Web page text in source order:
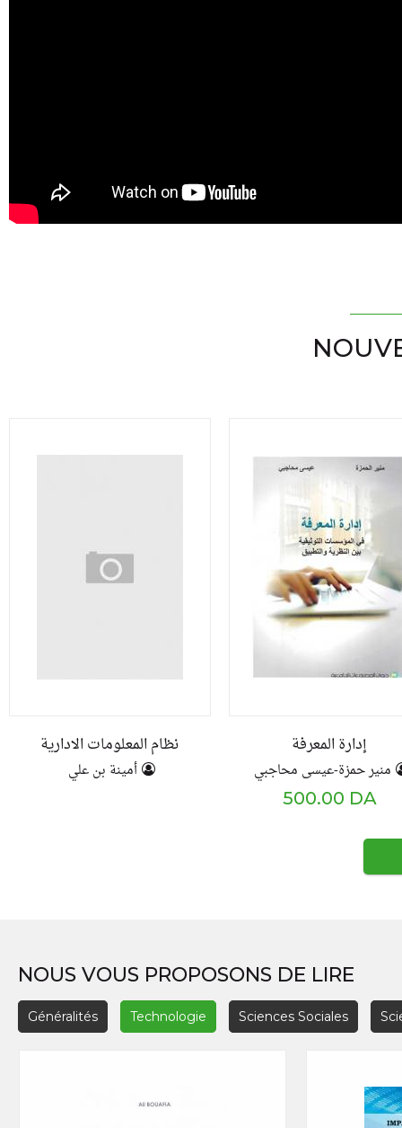
نظام المعلومات الادارية
أمينة بن علي
إدارة المعرفة
منير حمزة-عيسى محاجبي
500.00 DA
NOUS VOUS PROPOSONS DE LIRE
Généralités Technologie Sciences Sociales